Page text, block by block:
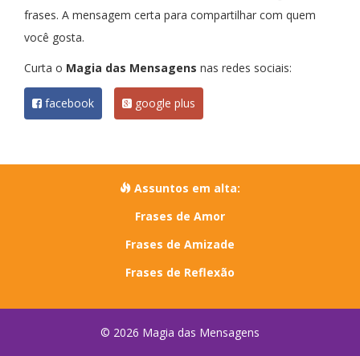
frases. A mensagem certa para compartilhar com quem
você gosta.
Curta o Magia das Mensagens nas redes sociais:
facebook google plus
Assuntos em alta:
Frases de Amor
Frases de Amizade
Frases de Reflexão
© 2026 Magia das Mensagens